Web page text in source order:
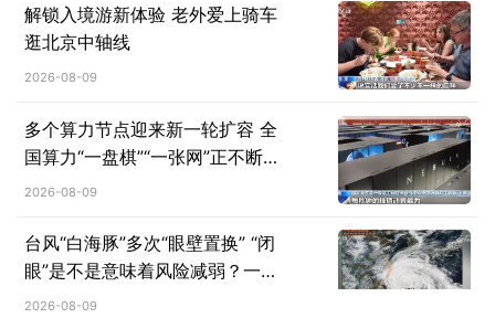
解锁入境游新体验 老外爱上骑车
逛北京中轴线
2026-08-09
多个算力节点迎来新一轮扩容 全
国算力“一盘棋”“一张网”正不断成
型
2026-08-09
台风“白海豚”多次“眼壁置换” “闭
眼”是不是意味着风险减弱？一文
了解↓
2026-08-09